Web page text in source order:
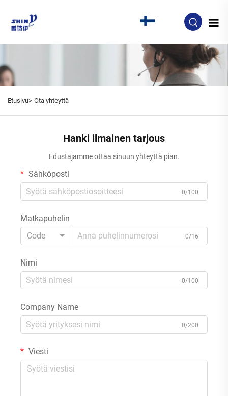
Etusivu> Ota yhteyttä
Hanki ilmainen tarjous
Edustajamme ottaa sinuun yhteyttä pian.
Sähköposti
0/100
Matkapuhelin
Code
0/16
Nimi
0/100
Company Name
0/200
Viesti